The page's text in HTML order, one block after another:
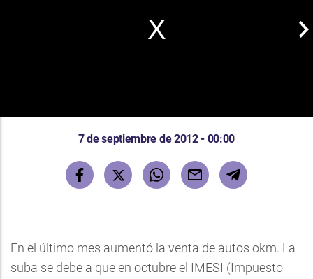
7 de septiembre de 2012 - 00:00
En el último mes aumentó la venta de autos okm. La
suba se debe a que en octubre el IMESI (Impuesto